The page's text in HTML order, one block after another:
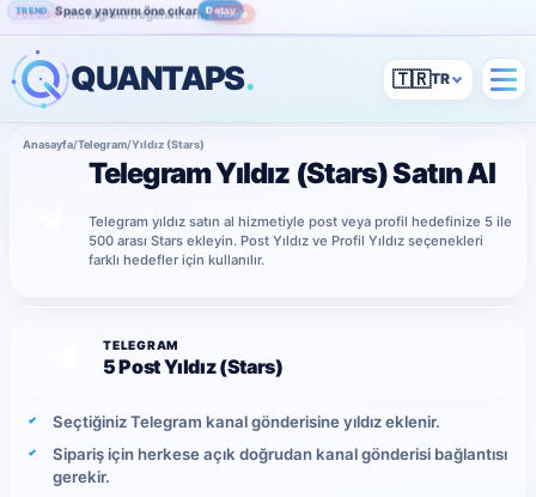
TREND Space yayınını öne çıkar Detay
POPÜLER Instagram beğenini artır İncele
QUANTAPS. 🇹🇷
Anasayfa/Telegram/Yıldız (Stars)
Telegram Yıldız (Stars) Satın Al
Telegram yıldız satın al hizmetiyle post veya profil hedefinize 5 ile
500 arası Stars ekleyin. Post Yıldız ve Profil Yıldız seçenekleri
farklı hedefler için kullanılır.
TELEGRAM
5 Post Yıldız (Stars)
Seçtiğiniz Telegram kanal gönderisine yıldız eklenir.
Sipariş için herkese açık doğrudan kanal gönderisi bağlantısı
gerekir.